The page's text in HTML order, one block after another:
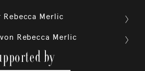
Rebecca Merlic 
Rebecca Merlic 
by